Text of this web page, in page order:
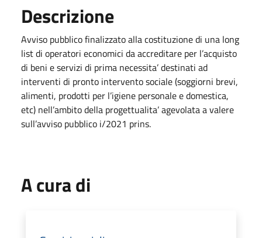
Descrizione
Avviso pubblico finalizzato alla costituzione di una long
list di operatori economici da accreditare per l’acquisto
di beni e servizi di prima necessita’ destinati ad
interventi di pronto intervento sociale (soggiorni brevi,
alimenti, prodotti per l’igiene personale e domestica,
etc) nell’ambito della progettualita’ agevolata a valere
sull’avviso pubblico i/2021 prins.
A cura di